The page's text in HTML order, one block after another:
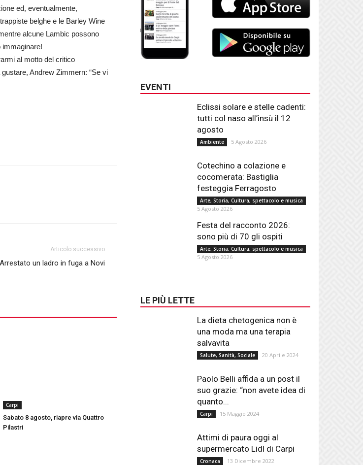
ed, eventualmente,
belghe e le Barley Wine
alcune Lambic possono
immaginare!
al motto del critico
Andrew Zimmern: “Se vi
Articolo successivo
Arrestato un ladro in fuga a Novi
Carpi
Sabato 8 agosto, riapre via Quattro
Pilastri
EVENTI
Eclissi solare e stelle cadenti:
tutti col naso all’insù il 12
agosto
Ambiente 5 Agosto 2026
Cotechino a colazione e
cocomerata: Bastiglia
festeggia Ferragosto
Arte, Storia, Cultura, spettacolo e musica
5 Agosto 2026
Festa del racconto 2026:
sono più di 70 gli ospiti
Arte, Storia, Cultura, spettacolo e musica
5 Agosto 2026
LE PIÙ LETTE
La dieta chetogenica non è
una moda ma una terapia
salvavita
Salute, Sanità, Sociale 20 Aprile 2024
Paolo Belli affida a un post il
suo grazie: “non avete idea di
quanto...
Carpi 15 Maggio 2024
Attimi di paura oggi al
supermercato Lidl di Carpi
Cronaca 13 Dicembre 2022